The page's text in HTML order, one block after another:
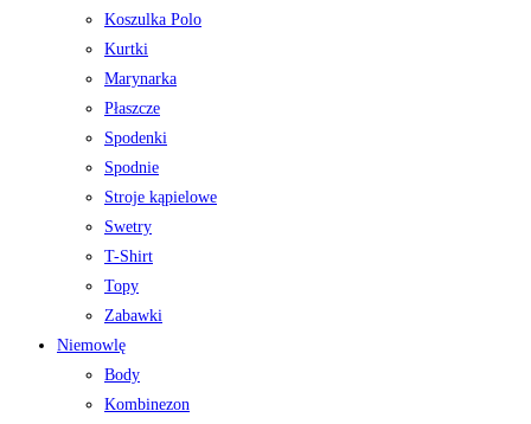
Koszulka Polo
Kurtki
Marynarka
Płaszcze
Spodenki
Spodnie
Stroje kąpielowe
Swetry
T-Shirt
Topy
Zabawki
Niemowlę
Body
Kombinezon